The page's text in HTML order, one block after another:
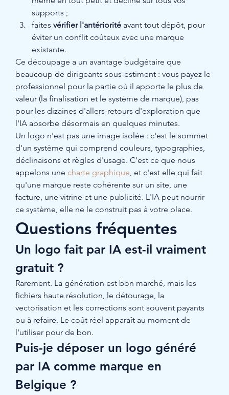
supports ;
faites vérifier l'antériorité avant tout dépôt, pour
éviter un conflit coûteux avec une marque
existante.
Ce découpage a un avantage budgétaire que
beaucoup de dirigeants sous-estiment : vous payez le
professionnel pour la partie où il apporte le plus de
valeur (la finalisation et le système de marque), pas
pour les dizaines d'allers-retours d'exploration que
l'IA absorbe désormais en quelques minutes.
Un logo n'est pas une image isolée : c'est le sommet
d'un système qui comprend couleurs, typographies,
déclinaisons et règles d'usage. C'est ce que nous
appelons une charte graphique, et c'est elle qui fait
qu'une marque reste cohérente sur un site, une
facture, une vitrine et une publicité. L'IA peut nourrir
ce système, elle ne le construit pas à votre place.
Questions fréquentes
Un logo fait par IA est-il vraiment
gratuit ?
Rarement. La génération est bon marché, mais les
fichiers haute résolution, le détourage, la
vectorisation et les corrections sont souvent payants
ou à refaire. Le coût réel apparaît au moment de
l'utiliser pour de bon.
Puis-je déposer un logo généré
par IA comme marque en
Belgique ?